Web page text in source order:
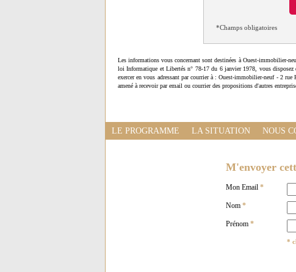
*Champs obligatoires
Les informations vous concernant sont destinées à Ouest-immobilier-
loi Informatique et Libertés n° 78-17 du 6 janvier 1978, vous disposez
exercer en vous adressant par courrier à : Ouest-immobilier-neuf - 2
amené à recevoir par email ou courrier des propositions d'autres
LE PROGRAMME LA SITUATION NOUS
M'envoyer
Mon Email *
Nom *
Prénom *
*